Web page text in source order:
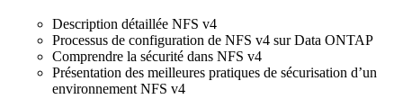
Description détaillée NFS v4
Processus de configuration de NFS v4 sur Data ONTAP
Comprendre la sécurité dans NFS v4
Présentation des meilleures pratiques de sécurisation d’un
environnement NFS v4